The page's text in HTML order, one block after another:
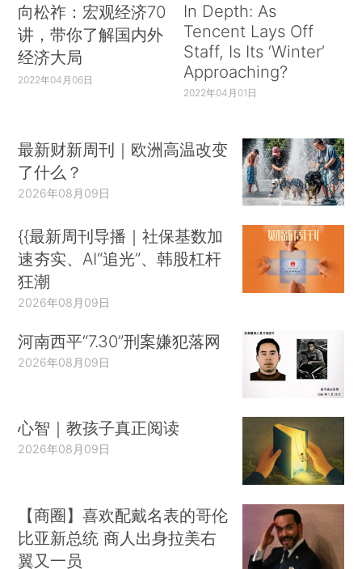
向松祚：宏观经济70
讲，带你了解国内外
经济大局
2022年04月06日
In Depth: As
Tencent Lays Off
Staff, Is Its ‘Winter’
Approaching?
2022年04月01日
最新财新周刊｜欧洲高温改变
了什么？
2026年08月09日
{{最新周刊导播｜社保基数加
速夯实、AI“追光”、韩股杠杆
狂潮
2026年08月09日
河南西平“7.30”刑案嫌犯落网
2026年08月09日
心智｜教孩子真正阅读
2026年08月09日
【商圈】喜欢配戴名表的哥伦
比亚新总统 商人出身拉美右
翼又一员